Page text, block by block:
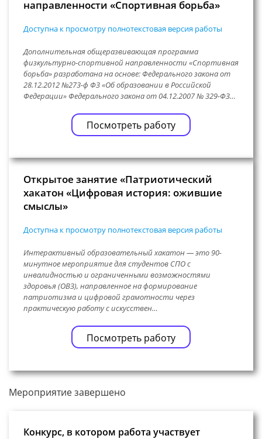
направленности «Спортивная борьба»
Доступна к просмотру полнотекстовая версия работы
Дополнительная общеразвивающая программа
физкультурно-спортивной направленности «Спортивная
борьба» разработана на основе: Федерального закона от
28.12.2012 №273-ф ФЗ «Об образовании в Российской
Федерации» Федерального закона от 04.12.2007 № 329-ФЗ…
Посмотреть работу
Открытое занятие «Патриотический
хакатон «Цифровая история: ожившие
смыслы»
Доступна к просмотру полнотекстовая версия работы
Интерактивный образовательный хакатон — это 90-
минутное мероприятие для студентов СПО с
инвалидностью и ограниченными возможностями
здоровья (ОВЗ), направленное на формирование
патриотизма и цифровой грамотности через
практическую работу с искусствен…
Посмотреть работу
Мероприятие завершено
Конкурс, в котором работа участвует